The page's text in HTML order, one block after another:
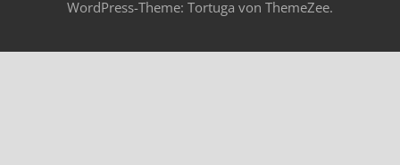
WordPress-Theme: Tortuga von ThemeZee.